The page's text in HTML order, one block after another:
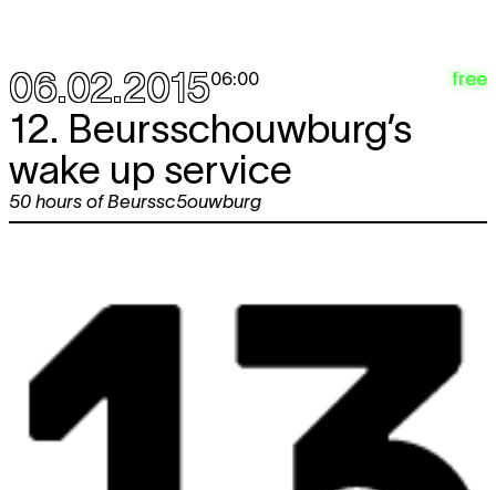
06.02.201506:00 free
12. Beursschouwburg’s
wake up service
50 hours of Beurssc5ouwburg